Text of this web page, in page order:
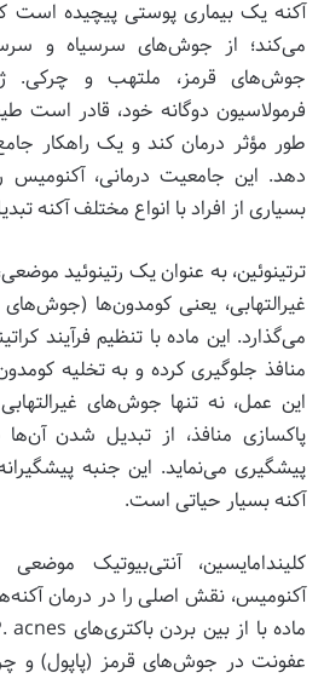
آکنه یک بیماری پوستی پیچیده است
می‌کند؛ از جوش‌های سرسیاه و
جوش‌های قرمز، ملتهب و چرکی.
فرمولاسیون دوگانه خود، قادر است
طور مؤثر درمان کند و یک راهکار
دهد. این جامعیت درمانی، آکنومیس
بسیاری از افراد با انواع مختلف آکنه
ترتینوئین، به عنوان یک رتینوئید
غیرالتهابی، یعنی کومدون‌ها
می‌گذارد. این ماده با تنظیم فرآیند
منافذ جلوگیری کرده و به تخلیه
این عمل، نه تنها جوش‌های
پاکسازی منافذ، از تبدیل شدن
پیشگیری می‌نماید. این جنبه
آکنه بسیار حیاتی است.
کلیندامایسین، آنتی‌بیوتیک
آکنومیس، نقش اصلی را در درمان
عفونت در جوش‌های قرمز (پاپول) و